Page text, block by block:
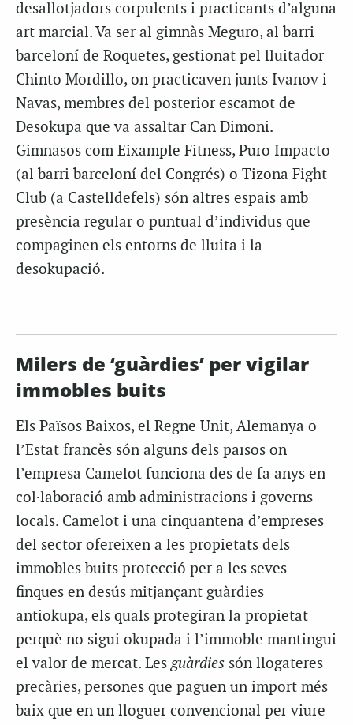
desallotjadors corpulents i practicants d’alguna
art marcial. Va ser al gimnàs Meguro, al barri
barceloní de Roquetes, gestionat pel lluitador
Chinto Mordillo, on practicaven junts Ivanov i
Navas, membres del posterior escamot de
Desokupa que va assaltar Can Dimoni.
Gimnasos com Eixample Fitness, Puro Impacto
(al barri barceloní del Congrés) o Tizona Fight
Club (a Castelldefels) són altres espais amb
presència regular o puntual d’individus que
compaginen els entorns de lluita i la
desokupació.
Milers de ‘guàrdies’ per vigilar
immobles buits
Els Països Baixos, el Regne Unit, Alemanya o
l’Estat francès són alguns dels països on
l’empresa Camelot funciona des de fa anys en
col·laboració amb administracions i governs
locals. Camelot i una cinquantena d’empreses
del sector ofereixen a les propietats dels
immobles buits protecció per a les seves
finques en desús mitjançant guàrdies
antiokupa, els quals protegiran la propietat
perquè no sigui okupada i l’immoble mantingui
el valor de mercat. Lesguàrdies són llogateres
precàries, persones que paguen un import més
baix que en un lloguer convencional per viure